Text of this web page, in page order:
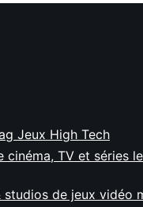
Jeux High Tech
cinéma, TV et séries
studios de jeux vidéo